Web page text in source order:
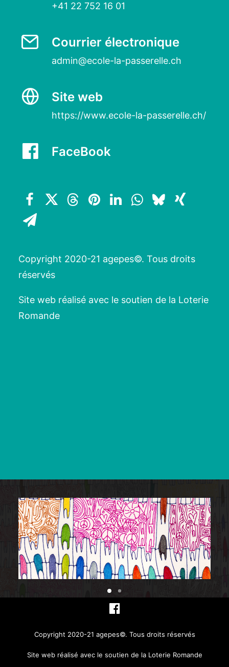
+41 22 752 16 01
Courrier électronique
admin@ecole-la-passerelle.ch
Site web
https://www.ecole-la-passerelle.ch/
FaceBook
Copyright 2020-21 agepes©. Tous droits
réservés
Site web réalisé avec le soutien de la Loterie
Romande
Copyright 2020-21 agepes©. Tous droits réservés
Site web réalisé avec le soutien de la Loterie Romande